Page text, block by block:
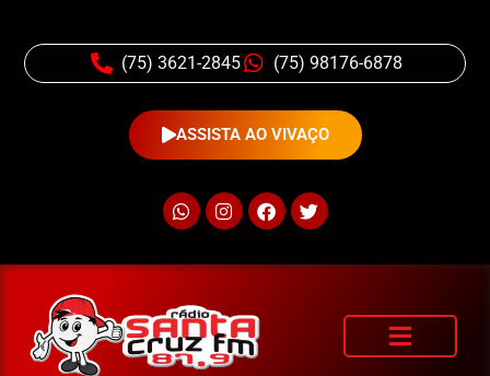
(75) 3621-2845 (75) 98176-6878
ASSISTA AO VIVAÇO